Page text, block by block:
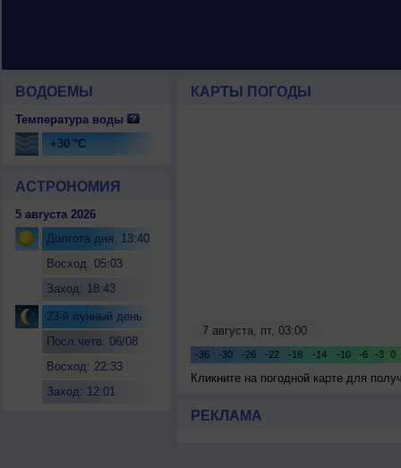
ВОДОЕМЫ
Температура воды
+30 °C
АСТРОНОМИЯ
5 августа 2026
Долгота дня: 13:40
Восход: 05:03
Заход: 18:43
23-й лунный день
Посл.четв. 06/08
Восход: 22:33
Заход: 12:01
КАРТЫ ПОГОДЫ
Кликните на погодной карте для
РЕКЛАМА